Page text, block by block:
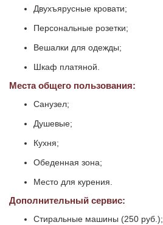
Двухъярусные кровати;
Персональные розетки;
Вешалки для одежды;
Шкаф платяной.
Места общего пользования:
Санузел;
Душевые;
Кухня;
Обеденная зона;
Место для курения.
Дополнительный сервис:
Стиральные машины (250 руб.);